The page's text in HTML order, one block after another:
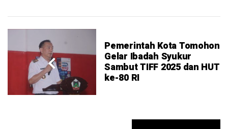
Pemerintah Kota Tomohon
Gelar Ibadah Syukur
Sambut TIFF 2025 dan HUT
ke-80 RI